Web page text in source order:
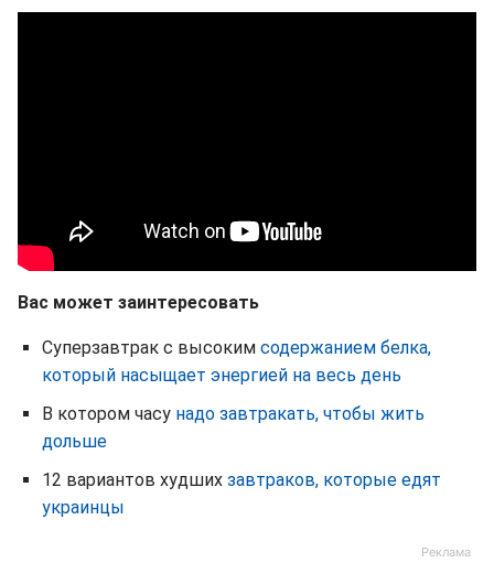
Вас может заинтересовать
Суперзавтрак с высоким содержанием белка,
который насыщает энергией на весь день
В котором часу надо завтракать, чтобы жить
дольше
12 вариантов худших завтраков, которые едят
украинцы